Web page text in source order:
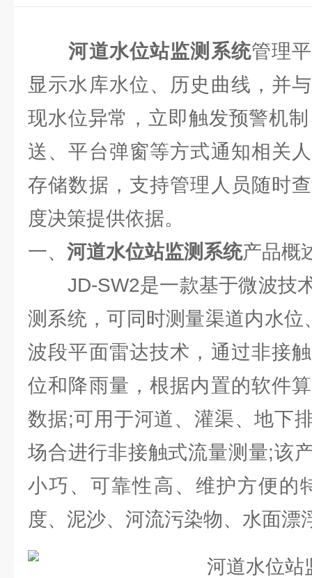
河道水位站监测系统管理
显示水库水位、历史曲线，并
现水位异常，立即触发预警机
送、平台弹窗等方式通知相关
存储数据，支持管理人员随时
度决策提供依据。
一、 河道水位站监测系统产品概
JD-SW2是一款基于微波技
测系统，可同时测量渠道内水
波段平面雷达技术，通过非接
位和降雨量，根据内置的软件
数据;可用于河道、灌渠、地下
场合进行非接触式流量测量;该
小巧、可靠性高、维护方便的
度、泥沙、河流污染物、水面漂